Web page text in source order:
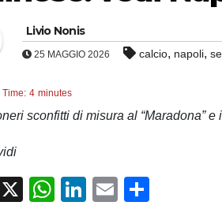
Livio Nonis
25 MAGGIO 2026 calcio, napoli,
Time: 4 minutes
sconfitti di misura al “Maradona”
F
X
W
Li
E